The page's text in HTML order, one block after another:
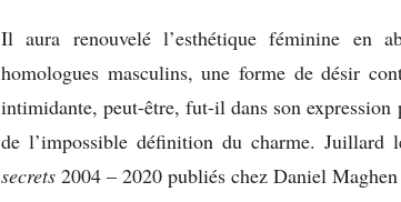
Il aura renouvelé l’esthétique féminine en
homologues masculins, une forme de désir
intimidante, peut-être, fut-il dans son
de l’impossible définition du charme. Juillard
secrets 2004 – 2020 publiés chez Daniel